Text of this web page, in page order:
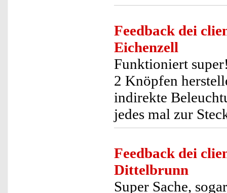
Feedback dei
Eichenzell
Funktioniert
2 Knöpfen
indirekte
jedes mal zur
Feedback dei
Dittelbrunn
Super Sache,